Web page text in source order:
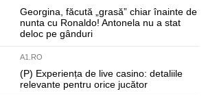
Georgina, făcută „grasă” chiar înainte de
nunta cu Ronaldo! Antonela nu a stat
deloc pe gânduri
A1.RO
(P) Experiența de live casino: detaliile
relevante pentru orice jucător